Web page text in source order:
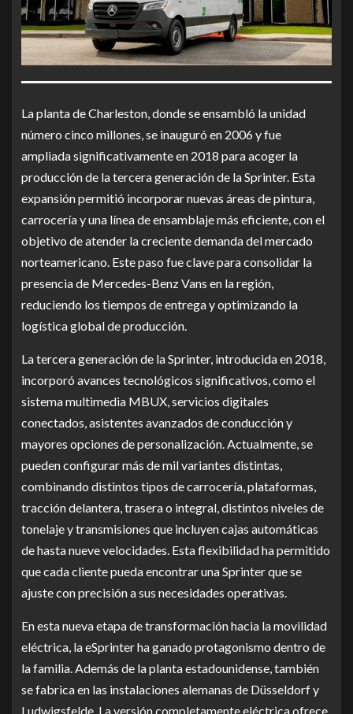
La planta de Charleston, donde se ensambló la unidad
número cinco millones, se inauguró en 2006 y fue
ampliada significativamente en 2018 para acoger la
producción de la tercera generación de la Sprinter. Esta
expansión permitió incorporar nuevas áreas de pintura,
carrocería y una línea de ensamblaje más eficiente, con el
objetivo de atender la creciente demanda del mercado
norteamericano. Este paso fue clave para consolidar la
presencia de Mercedes-Benz Vans en la región,
reduciendo los tiempos de entrega y optimizando la
logística global de producción.
La tercera generación de la Sprinter, introducida en 2018,
incorporó avances tecnológicos significativos, como el
sistema multimedia MBUX, servicios digitales
conectados, asistentes avanzados de conducción y
mayores opciones de personalización. Actualmente, se
pueden configurar más de mil variantes distintas,
combinando distintos tipos de carrocería, plataformas,
tracción delantera, trasera o integral, distintos niveles de
tonelaje y transmisiones que incluyen cajas automáticas
de hasta nueve velocidades. Esta flexibilidad ha permitido
que cada cliente pueda encontrar una Sprinter que se
ajuste con precisión a sus necesidades operativas.
En esta nueva etapa de transformación hacia la movilidad
eléctrica, la eSprinter ha ganado protagonismo dentro de
la familia. Además de la planta estadounidense, también
se fabrica en las instalaciones alemanas de Düsseldorf y
Ludwigsfelde. La versión completamente eléctrica ofrece